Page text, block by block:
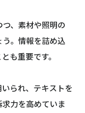
、素材や照明の
。情報を詰め込
も重要です。
られ、テキストを
力を高めていま